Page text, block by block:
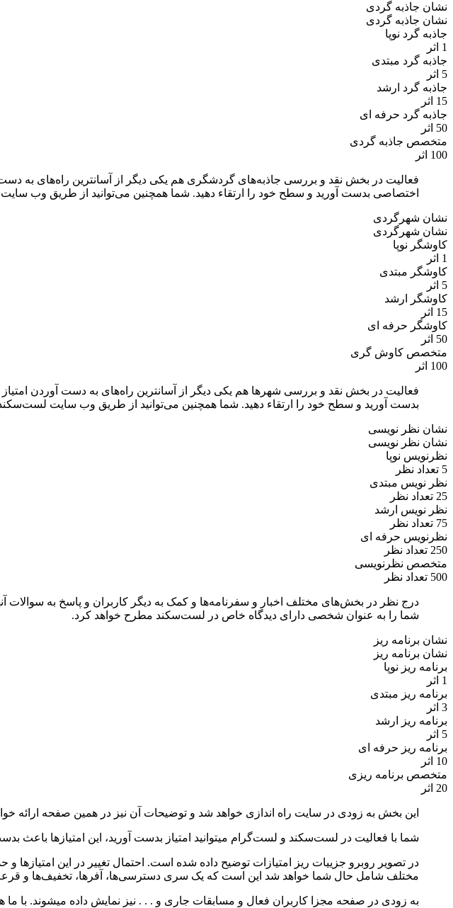
نشان جاذبه گردی
نشان جاذبه گردی
جاذبه گرد نوپا
1 اثر
جاذبه گرد مبتدی
5 اثر
جاذبه گرد ارشد
15 اثر
جاذبه گرد حرفه ای
50 اثر
متخصص جاذبه گردی
100 اثر
فعالیت در بخش نقد و بررسی جاذبه‌های گردشگری هم یکی دیگر از آسانترین راه‌های به
اختصاصی بدست آورید و سطح خود را ارتقاء دهید. شما همچنین می‌توانید از طریق وب
نشان شهرگردی
نشان شهرگردی
کاوشگر نوپا
1 اثر
کاوشگر مبتدی
5 اثر
کاوشگر ارشد
15 اثر
کاوشگر حرفه ای
50 اثر
متخصص کاوش گری
100 اثر
فعالیت در بخش نقد و بررسی شهرها هم یکی دیگر از آسانترین راه‌های به دست آوردن
بدست آورید و سطح خود را ارتقاء دهید. شما همچنین می‌توانید از طریق وب سایت
نشان نظر نویسی
نشان نظر نویسی
نظرنویس نوپا
5 تعداد نظر
نظر نویس مبتدی
25 تعداد نظر
نظر نویس ارشد
75 تعداد نظر
نظرنویس حرفه ای
250 تعداد نظر
متخصص نظرنویسی
500 تعداد نظر
درج نظر در بخش‌های مختلف اخبار و سفرنامه‌ها و کمک به دیگر کاربران و پاسخ به
شما را به عنوان شخصی دارای دیدگاه خاص در لست‌سکند مطرح خواهد کرد.
نشان برنامه ریز
نشان برنامه ریز
برنامه ریز نوپا
1 اثر
برنامه ریز مبتدی
3 اثر
برنامه ریز ارشد
5 اثر
برنامه ریز حرفه ای
10 اثر
متخصص برنامه ریزی
20 اثر
این بخش به زودی در سایت راه اندازی خواهد شد و توضیحات آن نیز در همین صفحه ارائه
شما با فعالیت در لست‌سکند و لست‌گرام میتوانید امتیاز بدست آورید، این
در تصویر روبرو جزییات ریز امتیازات توضیح داده شده است. احتمال تغییر در این
مختلف شامل حال شما خواهد شد این است که یک سری دسترسی‌ها، آفرها، تخفیف‌ها و
به زودی در صفحه مجزا کاربران فعال و مسابقات جاری و . . . نیز نمایش داده میشوند. با ما